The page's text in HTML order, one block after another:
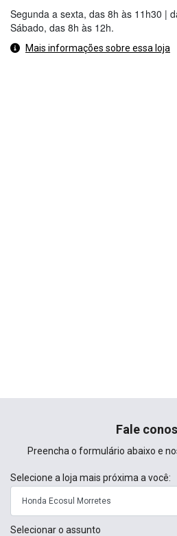
Segunda a sexta, das 8h às 11h30 |
Sábado, das 8h às 12h.
Mais informações sobre essa loja
Fale
Preencha o formulário abaixo e
Selecione a loja mais próxima a você:
Selecionar o assunto